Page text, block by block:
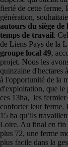
fierté de cette ferme,
génération,
autours du siège de
temps de travail.
de Liens Pays de la
groupe local 49,
projet. Nous les
quinzaine d'hectares
à l'opportunité de la
d'exploitation, que le
ces 13ha, les
conforter leur ferme.
15 ha qu’ils
Loire. Au final en fin
plus 72, une ferme
plus facile dans la